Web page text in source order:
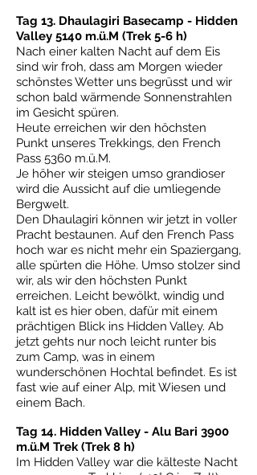
Tag 13. Dhaulagiri Basecamp - Hidden
Valley 5140 m.ü.M (Trek 5-6 h)
Nach einer kalten Nacht auf dem Eis
sind wir froh, dass am Morgen wieder
schönstes Wetter uns begrüsst und wir
schon bald wärmende Sonnenstrahlen
im Gesicht spüren.
Heute erreichen wir den höchsten
Punkt unseres Trekkings, den French
Pass 5360 m.ü.M.
Je höher wir steigen umso grandioser
wird die Aussicht auf die umliegende
Bergwelt.
Den Dhaulagiri können wir jetzt in voller
Pracht bestaunen. Auf den French Pass
hoch war es nicht mehr ein Spaziergang,
alle spürten die Höhe. Umso stolzer sind
wir, als wir den höchsten Punkt
erreichen. Leicht bewölkt, windig und
kalt ist es hier oben, dafür mit einem
prächtigen Blick ins Hidden Valley. Ab
jetzt gehts nur noch leicht runter bis
zum Camp, was in einem
wunderschönen Hochtal befindet. Es ist
fast wie auf einer Alp, mit Wiesen und
einem Bach.
Tag 14. Hidden Valley - Alu Bari 3900
m.ü.M Trek (Trek 8 h)
Im Hidden Valley war die kälteste Nacht